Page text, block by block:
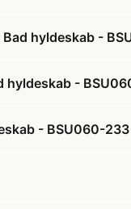
hyldeskab -
hyldeskab -
- BSU060-